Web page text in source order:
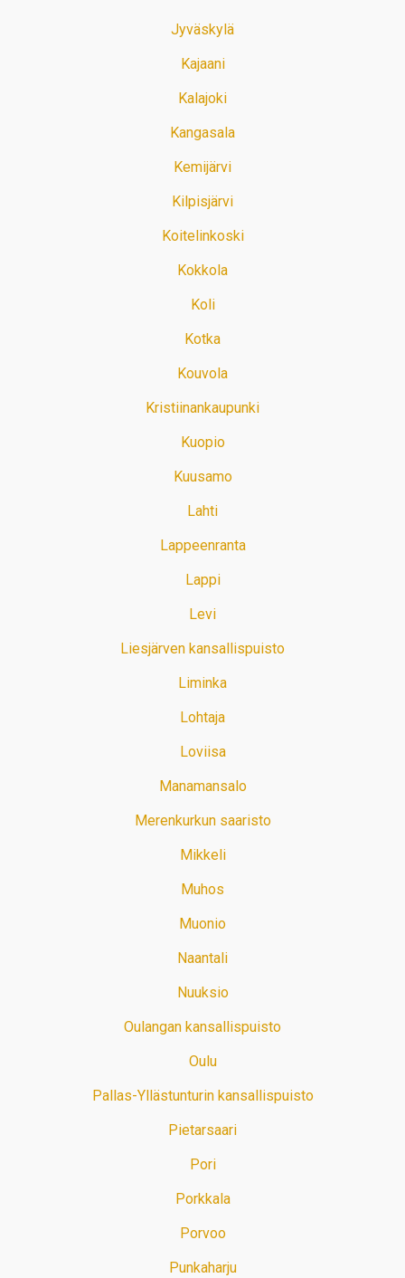
Jyväskylä
Kajaani
Kalajoki
Kangasala
Kemijärvi
Kilpisjärvi
Koitelinkoski
Kokkola
Koli
Kotka
Kouvola
Kristiinankaupunki
Kuopio
Kuusamo
Lahti
Lappeenranta
Lappi
Levi
Liesjärven kansallispuisto
Liminka
Lohtaja
Loviisa
Manamansalo
Merenkurkun saaristo
Mikkeli
Muhos
Muonio
Naantali
Nuuksio
Oulangan kansallispuisto
Oulu
Pallas-Yllästunturin kansallispuisto
Pietarsaari
Pori
Porkkala
Porvoo
Punkaharju